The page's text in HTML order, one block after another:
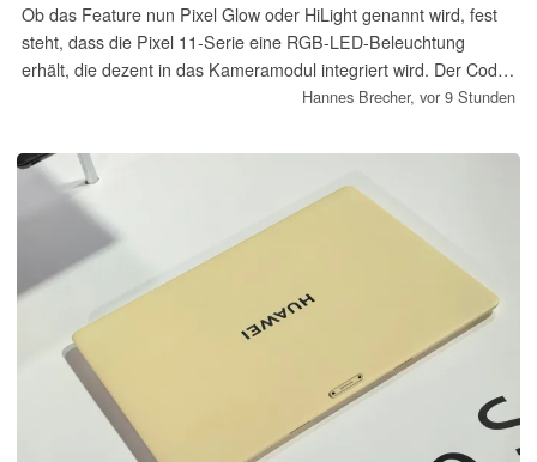
Ob das Feature nun Pixel Glow oder HiLight genannt wird, fest
steht, dass die Pixel 11-Serie eine RGB-LED-Beleuchtung
erhält, die dezent in das Kameramodul integriert wird. Der Code
einer Google-App enthüllt nun schon vorab einige der
Hannes Brecher, vor 9 Stunden